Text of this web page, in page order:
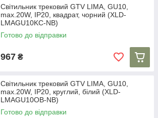
Світильник трековий GTV LIMA, GU10,
max.20W, IP20, квадрат, чорний (XLD-
LMAGU10KC-NB)
Готово до відправки
967 ₴
Світильник трековий GTV LIMA, GU10,
max.20W, IP20, круглий, білий (XLD-
LMAGU10OB-NB)
Готово до відправки